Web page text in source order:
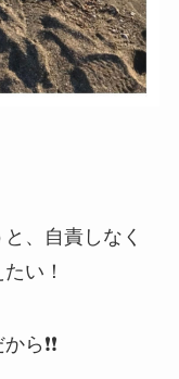
、自責しなく
い！
❗❗